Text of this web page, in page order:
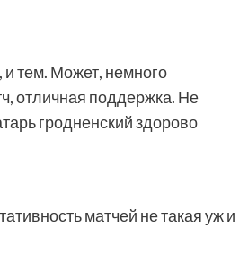
тем. Может, немного
отличная поддержка. Не
гродненский здорово
матчей не такая уж и